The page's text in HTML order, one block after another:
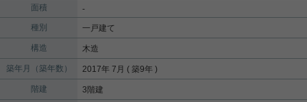
面積
-
種別
一戸建て
構造 木造
築年月（築年数） 2017年 7月 ( 築9年 )
階建
3階建